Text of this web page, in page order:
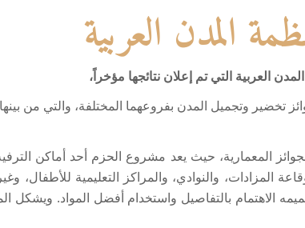
المدن العربية
العربية التي تم إعلان نتائجها مؤخراً،
المختلفة، والتي من بينها 4 مدن قطرية هي: الدوحة والوكرة والشمال والريان.
المعمارية، حيث يعد مشروع الحزم أحد أماكن
المزادات، والنوادي، والمراكز التعليمية
الاهتمام بالتفاصيل واستخدام أفضل المواد. ويشكل